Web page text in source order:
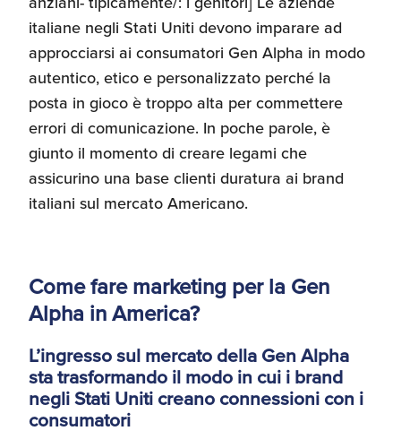
italiane negli Stati Uniti devono imparare ad
approcciarsi ai consumatori Gen Alpha in modo
autentico, etico e personalizzato perché la
posta in gioco è troppo alta per commettere
errori di comunicazione. In poche parole, è
giunto il momento di creare legami che
assicurino una base clienti duratura ai brand
italiani sul mercato Americano.
Come fare marketing per la Gen
Alpha in America?
L’ingresso sul mercato della Gen Alpha
sta trasformando il modo in cui i brand
negli Stati Uniti creano connessioni con i
consumatori